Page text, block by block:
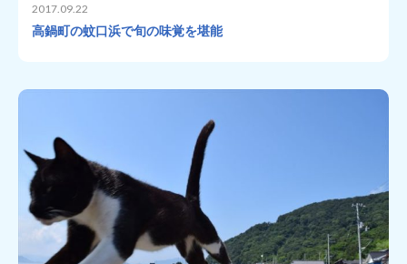
2017.09.22
高鍋町の蚊口浜で旬の味覚を堪能